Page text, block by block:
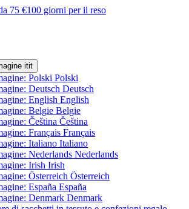
75 €100 giorni per il reso
it
Polski
Deutsch
English
Belgie
Čeština
Français
Italiano
Nederlands
Irish
Österreich
España
Denmark